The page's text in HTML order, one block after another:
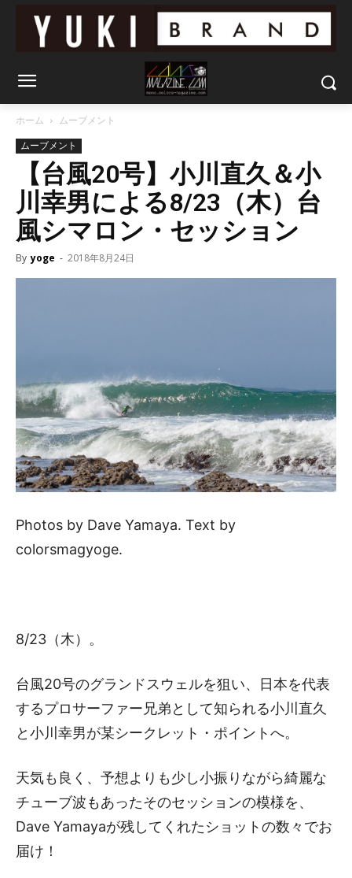
ホーム
ムーブメント
ムーブメント
【台風20号】小川直久＆小
川幸男による8/23（木）台
風シマロン・セッション
By yoge - 2018年8月24日
Photos by Dave Yamaya. Text by
colorsmagyoge.
8/23（木）。
台風20号のグランドスウェルを狙い、日本を代表
するプロサーファー兄弟として知られる小川直久
と小川幸男が某シークレット・ポイントへ。
天気も良く、予想よりも少し小振りながら綺麗な
チューブ波もあったそのセッションの模様を、
Dave Yamayaが残してくれたショットの数々でお
届け！